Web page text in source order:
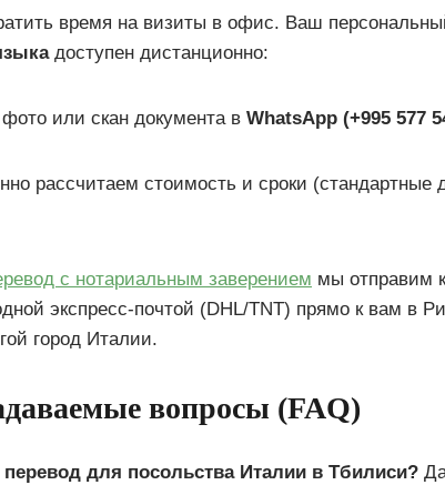
время на визиты в офис. Ваш
доступен дистанционно:
или скан документа в WhatsApp (+995 577
рассчитаем стоимость и сроки (стандартные
с нотариальным заверением мы отправим
экспресс-почтой (DHL/TNT) прямо к вам в
город Италии.
вопросы (FAQ)
для посольства Италии в Тбилиси?